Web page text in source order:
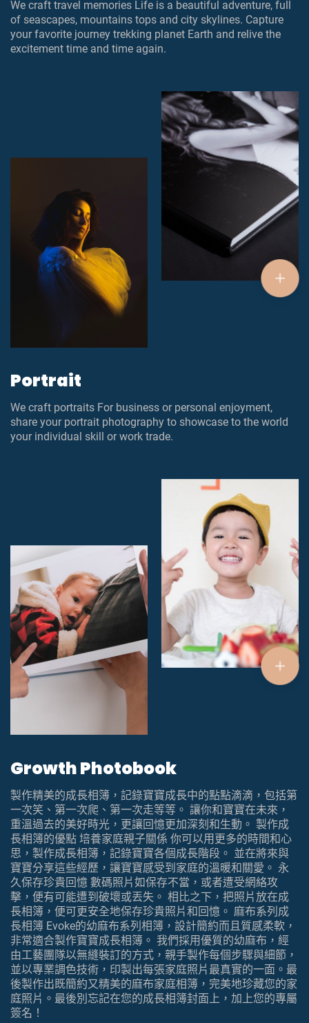
We craft travel memories Life is a beautiful adventure, full
of seascapes, mountains tops and city skylines. Capture
your favorite journey trekking planet Earth and relive the
excitement time and time again.
Portrait
We craft portraits For business or personal enjoyment,
share your portrait photography to showcase to the world
your individual skill or work trade.
Growth Photobook
製作精美的成長相簿，記錄寶寶成長中的點點滴滴，包括第
一次笑、第一次爬、第一次走等等。 讓你和寶寶在未來，
重溫過去的美好時光，更讓回憶更加深刻和生動。 製作成
長相簿的優點 培養家庭親子關係 你可以用更多的時間和心
思，製作成長相簿，記錄寶寶各個成長階段。 並在將來與
寶寶分享這些經歷，讓寶寶感受到家庭的溫暖和關愛。 永
久保存珍貴回憶 數碼照片如保存不當，或者遭受網絡攻
擊，便有可能遭到破壞或丟失。 相比之下，把照片放在成
長相簿，便可更安全地保存珍貴照片和回憶。 麻布系列成
長相簿 Evoke的幼麻布系列相簿，設計簡約而且質感柔軟，
非常適合製作寶寶成長相簿。 我們採用優質的幼麻布，經
由工藝團隊以無縫裝訂的方式，親手製作每個步驟與細節，
並以專業調色技術，印製出每張家庭照片最真實的一面。最
後製作出既簡約又精美的麻布家庭相簿，完美地珍藏您的家
庭照片。最後別忘記在您的成長相簿封面上，加上您的專屬
簽名！